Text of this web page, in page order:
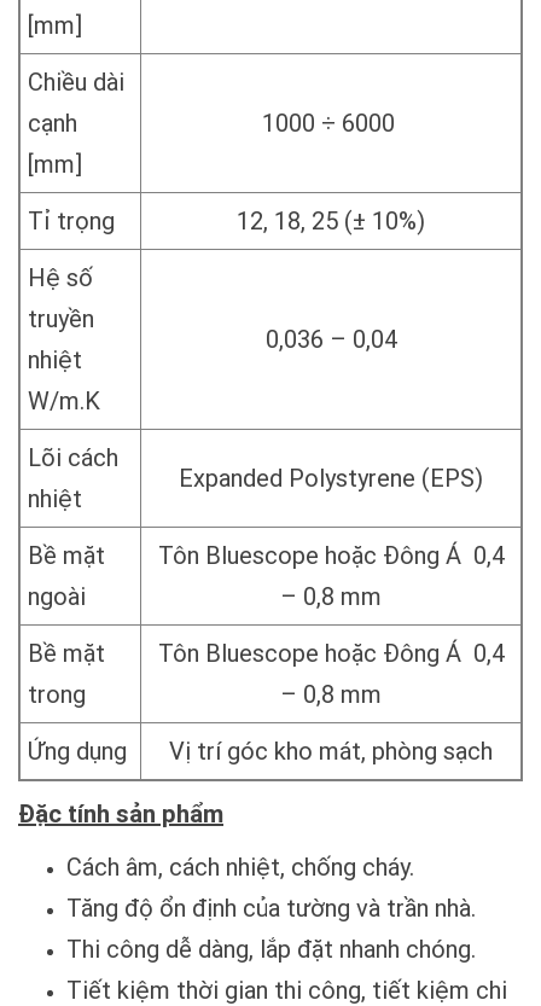
[mm]
Chiều dài
cạnh
[mm]
1000 ÷ 6000
Tỉ trọng
12, 18, 25 (± 10%)
Hệ số
truyền
nhiệt
W/m.K
0,036 – 0,04
Lõi cách
nhiệt
Expanded Polystyrene (EPS)
Bề mặt
ngoài
Tôn Bluescope hoặc Đông Á 0,4
– 0,8 mm
Bề mặt
trong
Tôn Bluescope hoặc Đông Á 0,4
– 0,8 mm
Ứng dụng
Vị trí góc kho mát, phòng sạch
Đặc tính sản phẩm
Cách âm, cách nhiệt, chống cháy.
Tăng độ ổn định của tường và trần nhà.
Thi công dễ dàng, lắp đặt nhanh chóng.
Tiết kiệm thời gian thi công, tiết kiệm chi